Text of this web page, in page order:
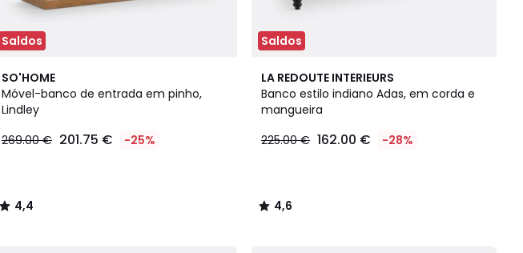
Saldos
SO'HOME
Móvel-banco de entrada em pinho,
Lindley
269.00 € 201.75 € -25%
4,4
/ 5
4,4
/
Saldos
LA REDOUTE INTERIEURS
Banco estilo indiano Adas, em corda e
mangueira
225.00 € 162.00 € -28%
4,6
/ 5
4,6
/